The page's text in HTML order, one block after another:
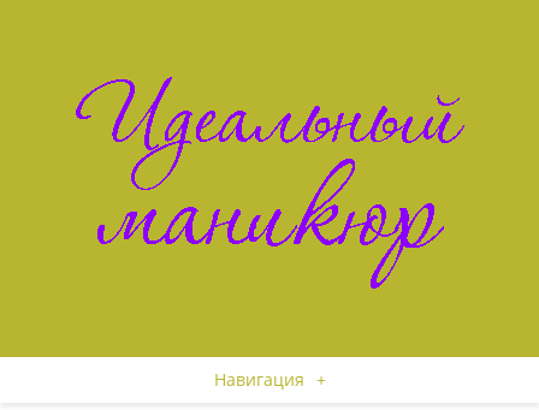
Навигация +